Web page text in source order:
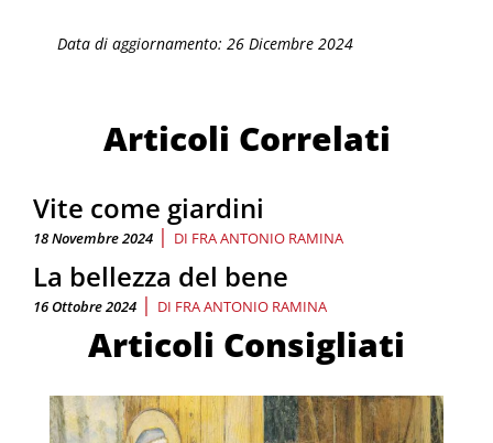
Data di aggiornamento: 26 Dicembre 2024
Articoli Correlati
Vite come giardini
18 Novembre 2024 | DI FRA ANTONIO RAMINA
La bellezza del bene
16 Ottobre 2024 | DI FRA ANTONIO RAMINA
Articoli Consigliati